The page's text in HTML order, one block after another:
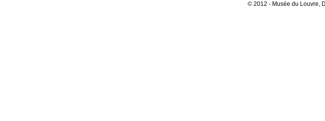
© 2012 - Musée du Louvre,